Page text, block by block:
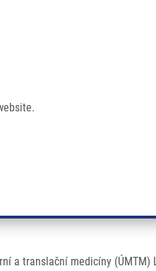
form of ovarian
a translační medicíny (ÚMTM)